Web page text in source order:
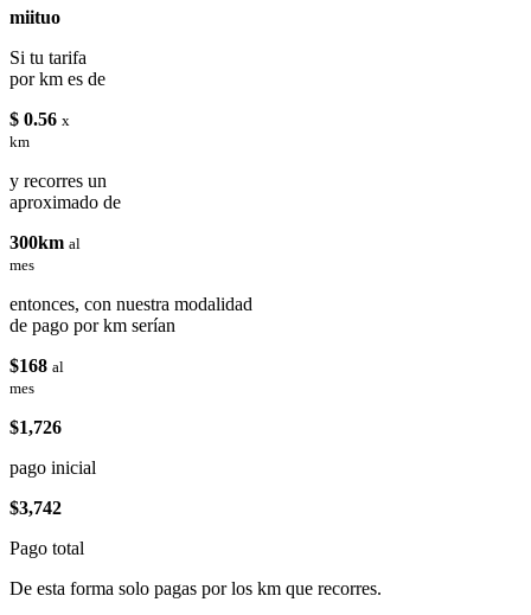
miituo
Si tu tarifa
por km es de
$ 0.56 x
km
y recorres un
aproximado de
300km al
mes
entonces, con nuestra modalidad
de pago por km serían
$168 al
mes
$1,726
pago inicial
$3,742
Pago total
De esta forma solo pagas por los km que recorres.